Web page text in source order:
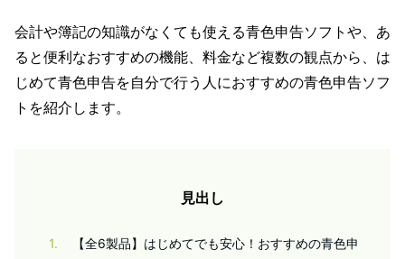
会計や簿記の知識がなくても使える青色申告ソフトや、あ
ると便利なおすすめの機能、料金など複数の観点から、は
じめて青色申告を自分で行う人におすすめの青色申告ソフ
トを紹介します。
見出し
1
【全6製品】はじめてでも安心！おすすめの青色申